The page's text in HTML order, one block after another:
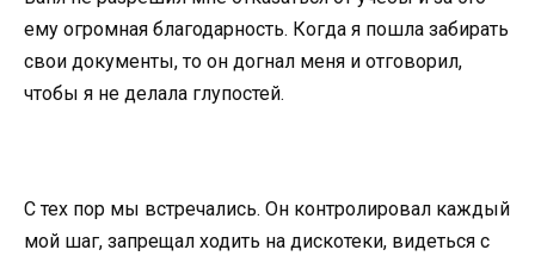
ему огромная благодарность. Когда я пошла забирать
свои документы, то он догнал меня и отговорил,
чтобы я не делала глупостей.
С тех пор мы встречались. Он контролировал каждый
мой шаг, запрещал ходить на дискотеки, видеться с